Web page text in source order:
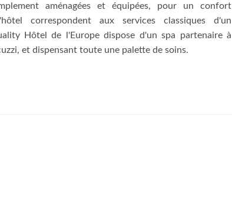
aménagées et équipées, pour un confort
correspondent aux services classiques d'un
Hôtel de l'Europe dispose d'un spa partenaire à
et dispensant toute une palette de soins.